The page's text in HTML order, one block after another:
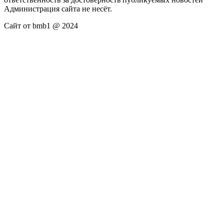
Администрация сайта не несёт.
Сайт от bmb1 @ 2024